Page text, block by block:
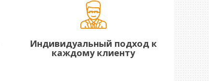
Индивидуальный подход к
каждому клиенту